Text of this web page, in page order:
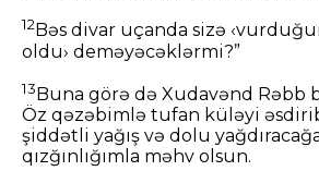
12Bəs divar uçanda sizə
oldu› deməyəcəklərmi?”
13Buna görə də Xudavənd Rəbb
Öz qəzəbimlə tufan küləyi
şiddətli yağış və dolu
qızğınlığımla məhv olsun.